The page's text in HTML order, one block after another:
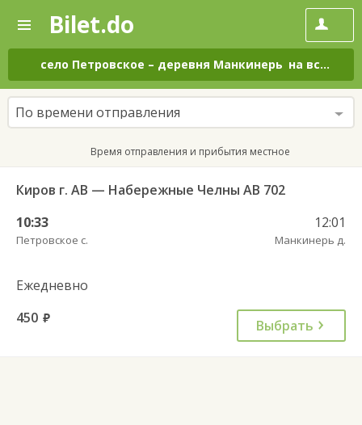
—
Поиск
и
покупка
билетов
на
автобус
онлайн
Bilet.do
село Петровское – деревня Манкинерь на все дни
По времени отправления
Время отправления и прибытия местное
Киров г. АВ — Набережные Челны АВ 702
10:33
Петровское с.
12:01
Манкинерь д.
Ежедневно
450 руб. Выбрать